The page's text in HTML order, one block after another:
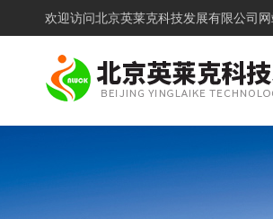
欢迎访问北京英莱克科技发展有限公司网